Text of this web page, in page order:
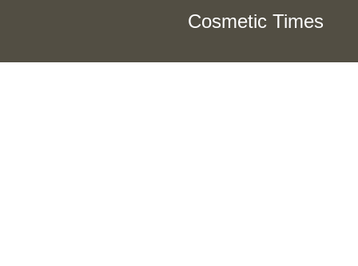
Cosmetic Times